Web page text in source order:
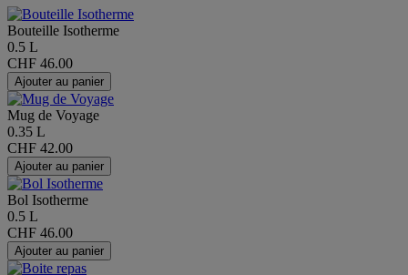
Bouteille Isotherme
0.5 L
CHF 46.00
Ajouter au panier
Mug de Voyage
0.35 L
CHF 42.00
Ajouter au panier
Bol Isotherme
0.5 L
CHF 46.00
Ajouter au panier